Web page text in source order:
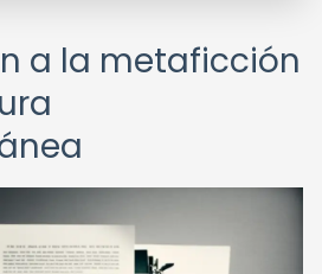
a la metaficción